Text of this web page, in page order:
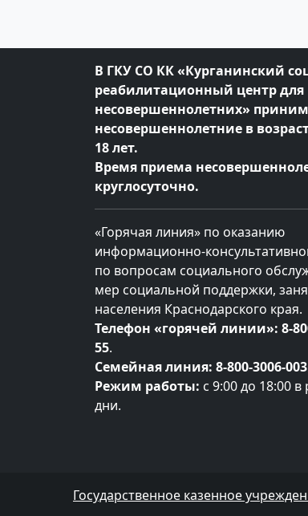
В ГКУ СО КК «Курганинский
реабилитационный центр для
несовершеннолетних»
несовершеннолетние в
18 лет.
Время приема
круглосуточно.
«Горячая линия» по оказанию
информационно-
по вопросам социального
мер социальной поддержки,
населения Краснодарского края.
Телефон «горячей линии»: 8-
55.
Семейная линия: 8-800-3006-003
Режим работы: с 9:00 до 18:00
дни.
Государственное казенное